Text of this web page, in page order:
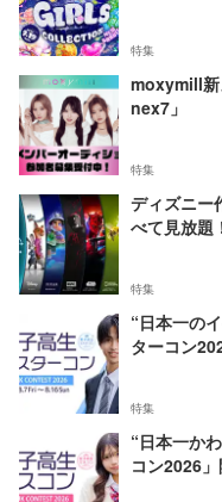
特集
moxymill新
nex7」
特集
ディズニー
べて見放題
特集
“日本一の
ターコン
特集
“日本一か
コン2026」